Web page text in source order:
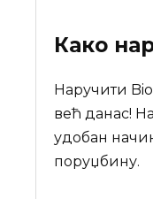
Како
Наручити
већ данас!
удобан
поруџбину.